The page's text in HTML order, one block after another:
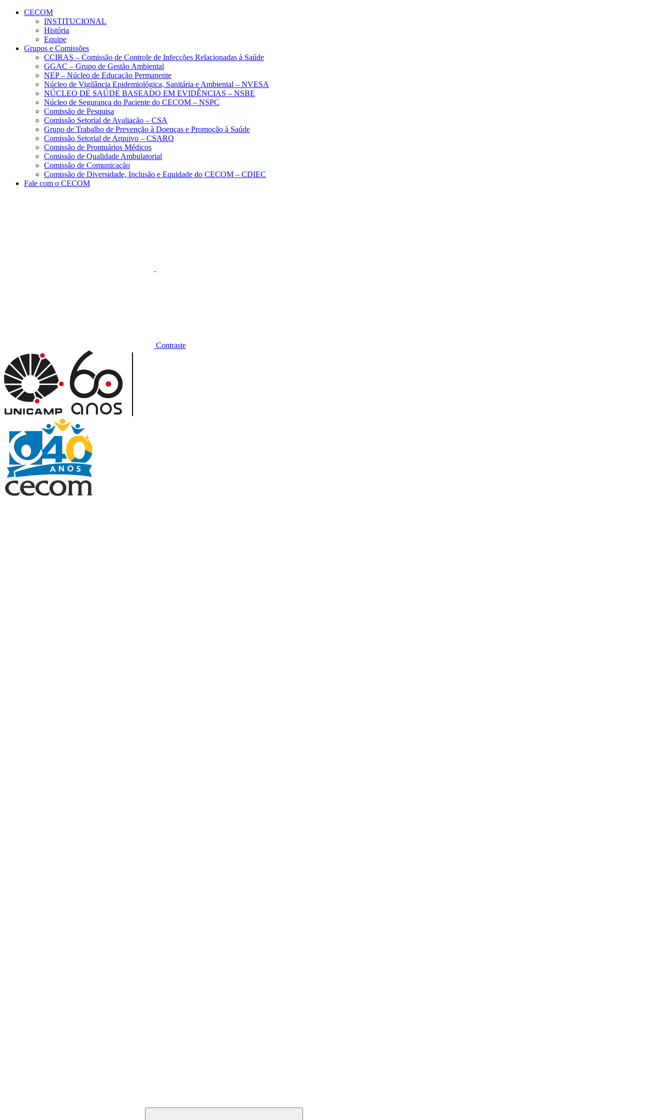
Conteúdo principal
CECOM
INSTITUCIONAL
História
Equipe
Grupos e Comissões
CCIRAS – Comissão de Controle de Infecções Relacionadas à Saúde
GGAC – Grupo de Gestão Ambiental
NEP – Núcleo de Educação Permanente
Núcleo de Vigilância Epidemiológica, Sanitária e Ambiental – NVESA
NÚCLEO DE SAÚDE BASEADO EM EVIDÊNCIAS – NSBE
Núcleo de Segurança do Paciente do CECOM – NSPC
Comissão de Pesquisa
Comissão Setorial de Avaliação – CSA
Grupo de Trabalho de Prevenção à Doenças e Promoção à Saúde
Comissão Setorial de Arquivo – CSARQ
Comissão de Prontuários Médicos
Comissão de Qualidade Ambulatorial
Comissão de Comunicação
Comissão de Diversidade, Inclusão e Equidade do CECOM – CDIEC
Fale com o CECOM
Contraste